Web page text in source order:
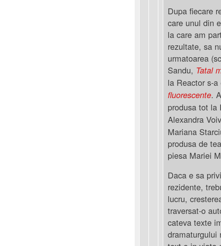
Dupa fiecare
care unul din
la care am
rezultate, sa
urmatoarea
Sandu, Tatal
la Reactor s-
fluorescente.
produsa tot la
Alexandra
Mariana
produsa de
piesa Mariei
Daca e sa
rezidente,
lucru,
traversat-o
cateva texte
dramaturgului